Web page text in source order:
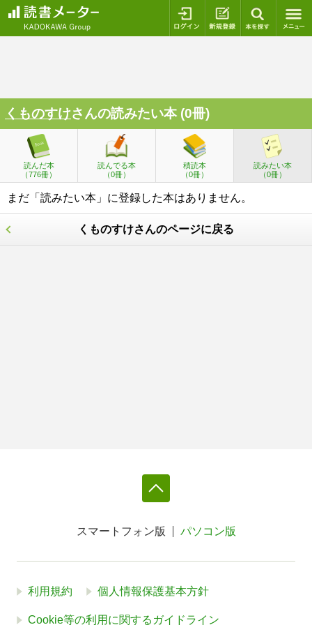
ログイン 新規登録
くものすけさんの読みたい本 (0冊)
読んだ本
（776冊）
読んでる本
（0冊）
積読本
（0冊）
読みたい本
（0冊）
まだ「読みたい本」に登録した本はありません。
くものすけさんのページに戻る
スマートフォン版 パソコン版
利用規約 個人情報保護基本方針
Cookie等の利用に関するガイドライン